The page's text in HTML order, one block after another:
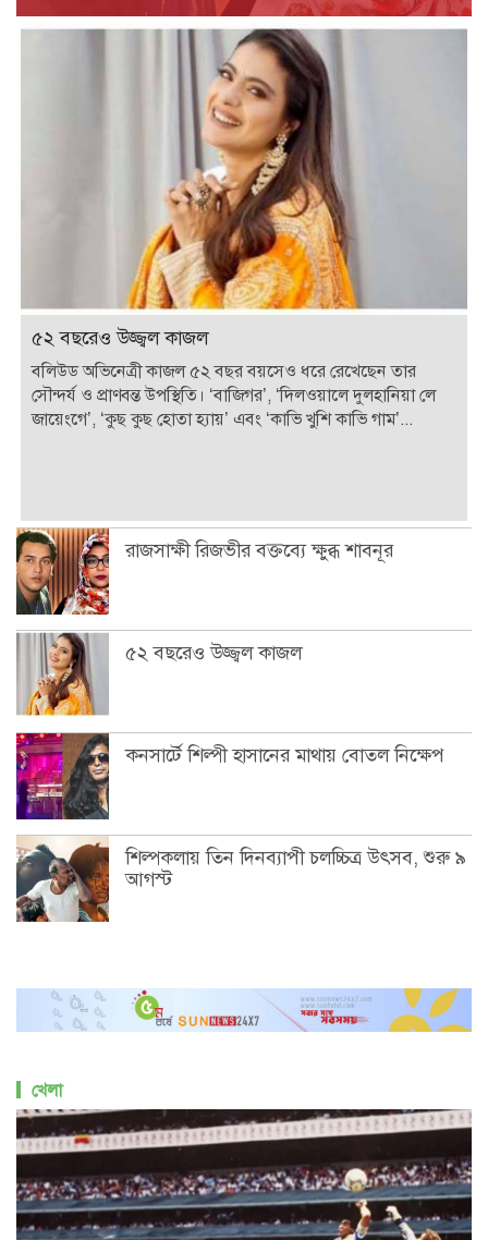
৫২ বছরেও উজ্জ্বল কাজল
বলিউড অভিনেত্রী কাজল ৫২ বছর বয়সেও ধরে রেখেছেন তার
সৌন্দর্য ও প্রাণবন্ত উপস্থিতি। ‘বাজিগর’, ‘দিলওয়ালে দুলহানিয়া লে
জায়েংগে’, ‘কুছ কুছ হোতা হ্যায়’ এবং ‘কাভি খুশি কাভি গাম’...
রাজসাক্ষী রিজভীর বক্তব্যে ক্ষুব্ধ শাবনূর
৫২ বছরেও উজ্জ্বল কাজল
কনসার্টে শিল্পী হাসানের মাথায় বোতল নিক্ষেপ
শিল্পকলায় তিন দিনব্যাপী চলচ্চিত্র উৎসব, শুরু ৯
আগস্ট
খেলা